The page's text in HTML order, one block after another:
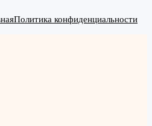
Политика конфиденциальности